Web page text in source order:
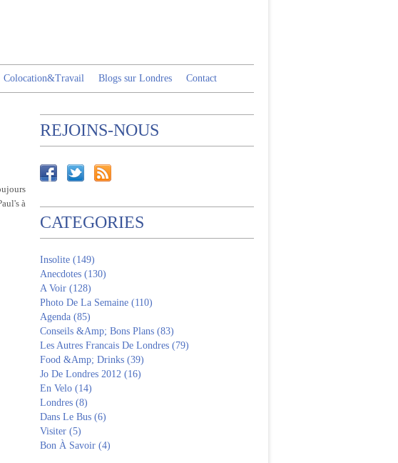
Colocation&Travail Blogs sur Londres Contact
à
REJOINS-NOUS
CATEGORIES
Insolite (149)
Anecdotes (130)
A Voir (128)
Photo De La Semaine (110)
Agenda (85)
Conseils &Amp; Bons Plans (83)
Les Autres Francais De Londres (79)
Food &Amp; Drinks (39)
Jo De Londres 2012 (16)
En Velo (14)
Londres (8)
Dans Le Bus (6)
Visiter (5)
Bon À Savoir (4)